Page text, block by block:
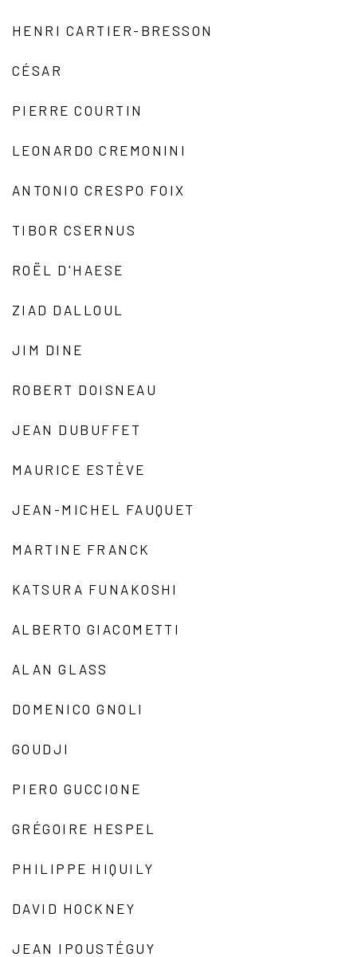
HENRI CARTIER-BRESSON
CÉSAR
PIERRE COURTIN
LEONARDO CREMONINI
ANTONIO CRESPO FOIX
TIBOR CSERNUS
ROËL D'HAESE
ZIAD DALLOUL
JIM DINE
ROBERT DOISNEAU
JEAN DUBUFFET
MAURICE ESTÈVE
JEAN-MICHEL FAUQUET
MARTINE FRANCK
KATSURA FUNAKOSHI
ALBERTO GIACOMETTI
ALAN GLASS
DOMENICO GNOLI
GOUDJI
PIERO GUCCIONE
GRÉGOIRE HESPEL
PHILIPPE HIQUILY
DAVID HOCKNEY
JEAN IPOUSTÉGUY